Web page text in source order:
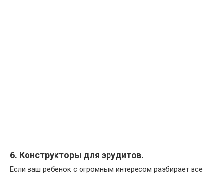
6. Конструкторы для эрудитов.
Если ваш ребенок с огромным интересом разбирает все